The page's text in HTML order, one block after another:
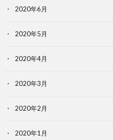
2020年6月
2020年5月
2020年4月
2020年3月
2020年2月
2020年1月